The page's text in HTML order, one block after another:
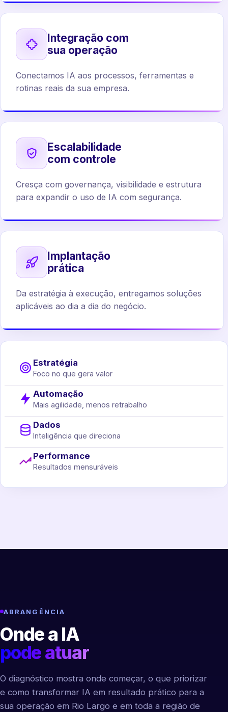
Integração com
sua operação
Conectamos IA aos processos, ferramentas e
rotinas reais da sua empresa.
Escalabilidade
com controle
Cresça com governança, visibilidade e estrutura
para expandir o uso de IA com segurança.
Implantação
prática
Da estratégia à execução, entregamos soluções
aplicáveis ao dia a dia do negócio.
Estratégia
Foco no que gera valor
Automação
Mais agilidade, menos retrabalho
Dados
Inteligência que direciona
Performance
Resultados mensuráveis
ABRANGÊNCIA
Onde a IA
pode atuar
O diagnóstico mostra onde começar, o que priorizar
e como transformar IA em resultado prático para a
sua operação em Rio Largo e em toda a região de